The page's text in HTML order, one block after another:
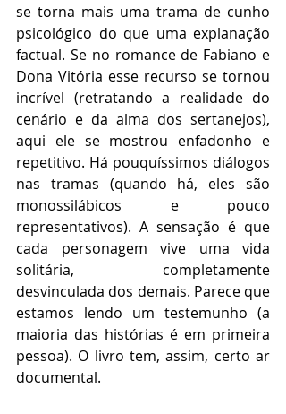
se torna mais uma trama de cunho
psicológico do que uma explanação
factual. Se no romance de Fabiano e
Dona Vitória esse recurso se tornou
incrível (retratando a realidade do
cenário e da alma dos sertanejos),
aqui ele se mostrou enfadonho e
repetitivo. Há pouquíssimos diálogos
nas tramas (quando há, eles são
monossilábicos e pouco
representativos). A sensação é que
cada personagem vive uma vida
solitária, completamente
desvinculada dos demais. Parece que
estamos lendo um testemunho (a
maioria das histórias é em primeira
pessoa). O livro tem, assim, certo ar
documental.